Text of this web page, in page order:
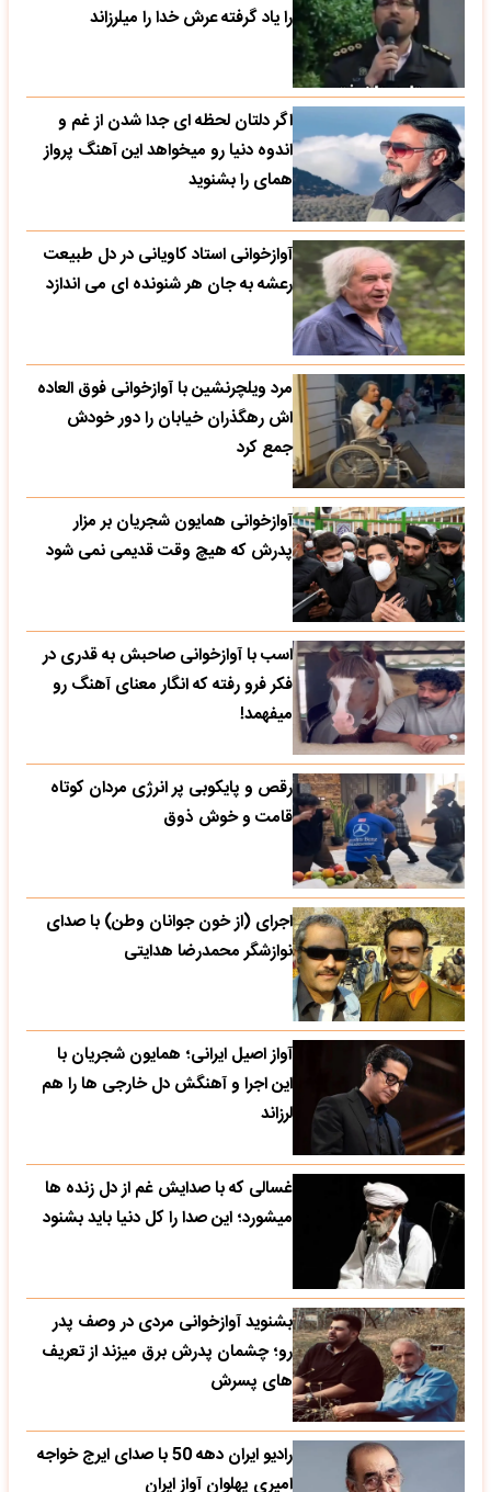
را یاد گرفته عرش خدا را میلرزاند
اگر دلتان لحظه ای جدا شدن از غم و
اندوه دنیا رو میخواهد این آهنگ پرواز
همای را بشنوید
آوازخوانی استاد کاویانی در دل طبیعت
رعشه به جان هر شنونده ای می اندازد
مرد ویلچرنشین با آوازخوانی فوق العاده
اش رهگذران خیابان را دور خودش
جمع کرد
آوازخوانی همایون شجریان بر مزار
پدرش که هیچ وقت قدیمی نمی شود
اسب با آوازخوانی صاحبش به قدری در
فکر فرو رفته که انگار معنای آهنگ رو
میفهمد!
رقص و پایکوبی پر انرژی مردان کوتاه
قامت و خوش ذوق
اجرای (از خون جوانان وطن) با صدای
نوازشگر محمدرضا هدایتی
آواز اصیل ایرانی؛ همایون شجریان با
این اجرا و آهنگش دل خارجی ها را هم
لرزاند
غسالی که با صدایش غم از دل زنده ها
میشورد؛ این صدا را کل دنیا باید بشنود
بشنوید آوازخوانی مردی در وصف پدر
رو؛ چشمان پدرش برق میزند از تعریف
های پسرش
رادیو ایران دهه 50 با صدای ایرج خواجه
امیری پهلوان آواز ایران